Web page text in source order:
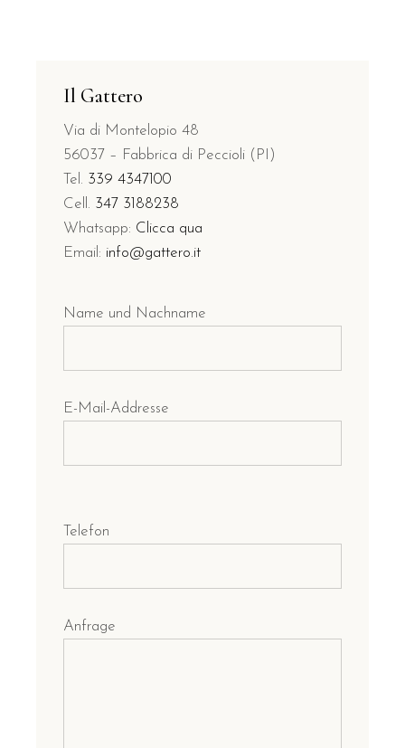
Il Gattero
Via di Montelopio 48
56037 – Fabbrica di Peccioli (PI)
Tel. 339 4347100
Cell. 347 3188238
Whatsapp: Clicca qua
Email: info@gattero.it
Name und Nachname
E-Mail-Addresse
Telefon
Anfrage